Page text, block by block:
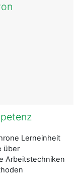
Lerneinheit
über
Arbeitstechniken